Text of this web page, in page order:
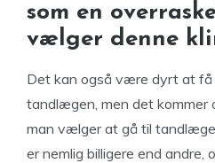
som en
vælger denne
Det kan også være dyrt at få
tandlægen, men det kommer
man vælger at gå til
er nemlig billigere end andre,